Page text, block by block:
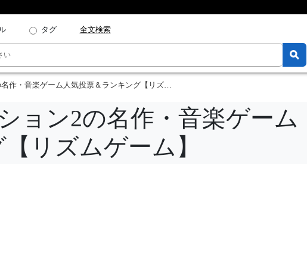
タグ 全文検索
・音楽ゲーム人気投票＆ランキング【リズムゲーム】
ョン2の名作・音楽ゲーム
リズムゲーム】